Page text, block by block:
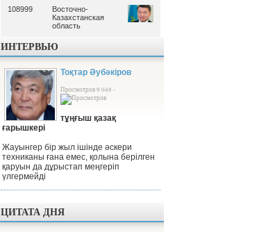
108999
Восточно-
Казахстанская
область
ИНТЕРВЬЮ
Тоқтар Әубәкіров
Просмотров 9 048 -
тұңғыш қазақ
ғарышкері
Жауынгер бір жыл ішінде әскери
техниканы ғана емес, қолына берілген
қаруын да дұрыстап меңгеріп
үлгермейді
ЦИТАТА ДНЯ